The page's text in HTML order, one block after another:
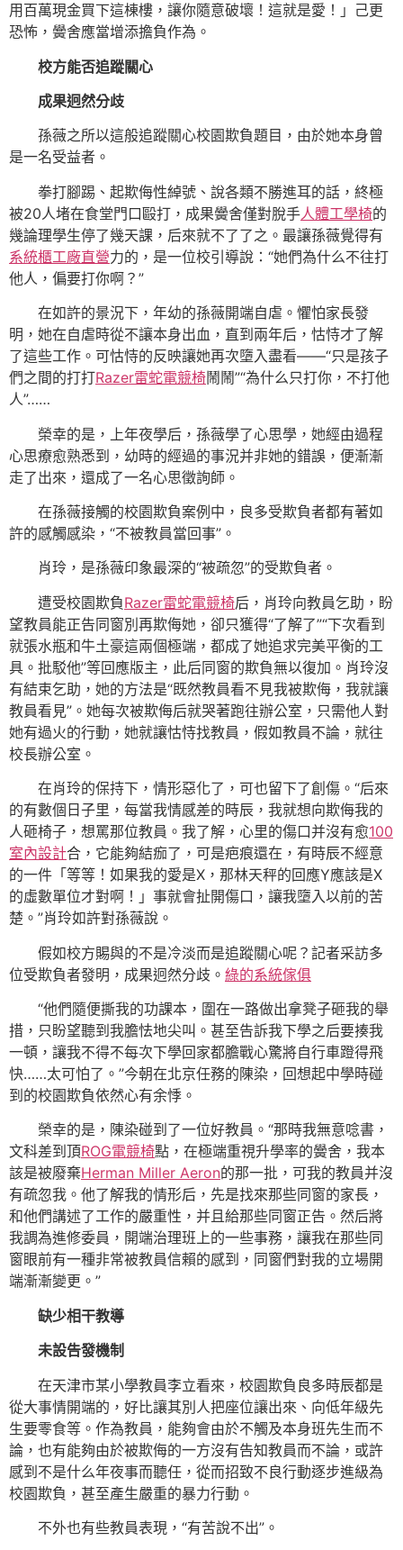
用百萬現金買下這棟樓，讓你隨意破壞！這就是愛！」己更
恐怖，黌舍應當增添擔負作為。
校方能否追蹤關心
成果迥然分歧
孫薇之所以這般追蹤關心校園欺負題目，由於她本身曾
是一名受益者。
拳打腳踢、起欺侮性綽號、說各類不勝進耳的話，終極
被20人堵在食堂門口毆打，成果黌舍僅對脫手人體工學椅的
幾論理學生停了幾天課，后來就不了了之。最讓孫薇覺得有
系統櫃工廠直營力的，是一位校引導說：“她們為什么不往打
他人，偏要打你啊？”
在如許的景況下，年幼的孫薇開端自虐。懼怕家長發
明，她在自虐時從不讓本身出血，直到兩年后，怙恃才了解
了這些工作。可怙恃的反映讓她再次墮入盡看——“只是孩子
們之間的打打Razer雷蛇電競椅鬧鬧”“為什么只打你，不打他
人”……
榮幸的是，上年夜學后，孫薇學了心思學，她經由過程
心思療愈熟悉到，幼時的經過的事況并非她的錯誤，便漸漸
走了出來，還成了一名心思徵詢師。
在孫薇接觸的校園欺負案例中，良多受欺負者都有著如
許的感觸感染，“不被教員當回事”。
肖玲，是孫薇印象最深的“被疏忽”的受欺負者。
遭受校園欺負Razer雷蛇電競椅后，肖玲向教員乞助，盼
望教員能正告同窗別再欺侮她，卻只獲得“了解了”“下次看到
就張水瓶和牛土豪這兩個極端，都成了她追求完美平衡的工
具。批駁他”等回應版主，此后同窗的欺負無以復加。肖玲沒
有結束乞助，她的方法是“既然教員看不見我被欺侮，我就讓
教員看見”。她每次被欺侮后就哭著跑往辦公室，只需他人對
她有過火的行動，她就讓怙恃找教員，假如教員不論，就往
校長辦公室。
在肖玲的保持下，情形惡化了，可也留下了創傷。“后來
的有數個日子里，每當我情感差的時辰，我就想向欺侮我的
人砸椅子，想罵那位教員。我了解，心里的傷口并沒有愈100
室內設計合，它能夠結痂了，可是疤痕還在，有時辰不經意
的一件「等等！如果我的愛是X，那林天秤的回應Y應該是X
的虛數單位才對啊！」事就會扯開傷口，讓我墮入以前的苦
楚。”肖玲如許對孫薇說。
假如校方賜與的不是冷淡而是追蹤關心呢？記者采訪多
位受欺負者發明，成果迥然分歧。 綠的系統傢俱
“他們隨便撕我的功課本，圍在一路做出拿凳子砸我的舉
措，只盼望聽到我膽怯地尖叫。甚至告訴我下學之后要揍我
一頓，讓我不得不每次下學回家都膽戰心驚將自行車蹬得飛
快……太可怕了。”今朝在北京任務的陳染，回想起中學時碰
到的校園欺負依然心有余悸。
榮幸的是，陳染碰到了一位好教員。“那時我無意唸書，
文科差到頂ROG電競椅點，在極端重視升學率的黌舍，我本
該是被廢棄Herman Miller Aeron的那一批，可我的教員并沒
有疏忽我。他了解我的情形后，先是找來那些同窗的家長，
和他們講述了工作的嚴重性，并且給那些同窗正告。然后將
我調為進修委員，開端治理班上的一些事務，讓我在那些同
窗眼前有一種非常被教員信賴的感到，同窗們對我的立場開
端漸漸變更。”
缺少相干教導
未設告發機制
在天津市某小學教員李立看來，校園欺負良多時辰都是
從大事情開端的，好比讓其別人把座位讓出來、向低年級先
生要零食等。作為教員，能夠會由於不觸及本身班先生而不
論，也有能夠由於被欺侮的一方沒有告知教員而不論，或許
感到不是什么年夜事而聽任，從而招致不良行動逐步進級為
校園欺負，甚至產生嚴重的暴力行動。
不外也有些教員表現，“有苦說不出”。